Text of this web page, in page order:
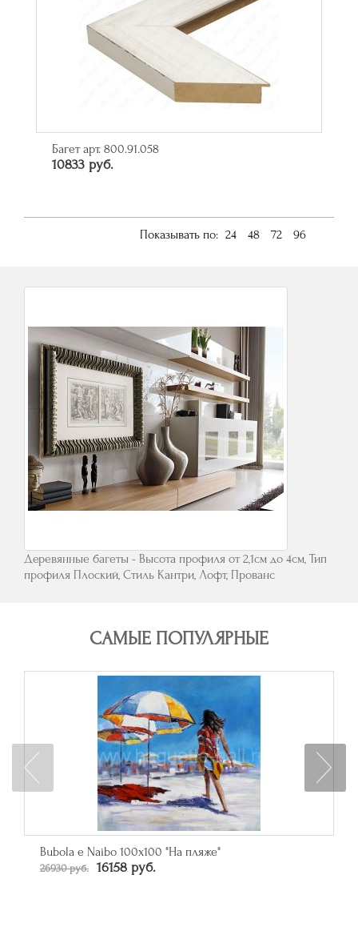
Багет арт. 800.91.058
10833 руб.
Показывать по: 24 48 72 96
Деревянные багеты - Высота профиля от 2,1см до 4см, Тип
профиля Плоский, Стиль Кантри, Лофт, Прованс
САМЫЕ ПОПУЛЯРНЫЕ
Зеркало прямоугольное в багете цвета
От 50790 руб.